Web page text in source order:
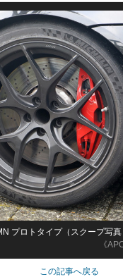
《
プロトタイプ（スクープ写真
この記事へ戻る